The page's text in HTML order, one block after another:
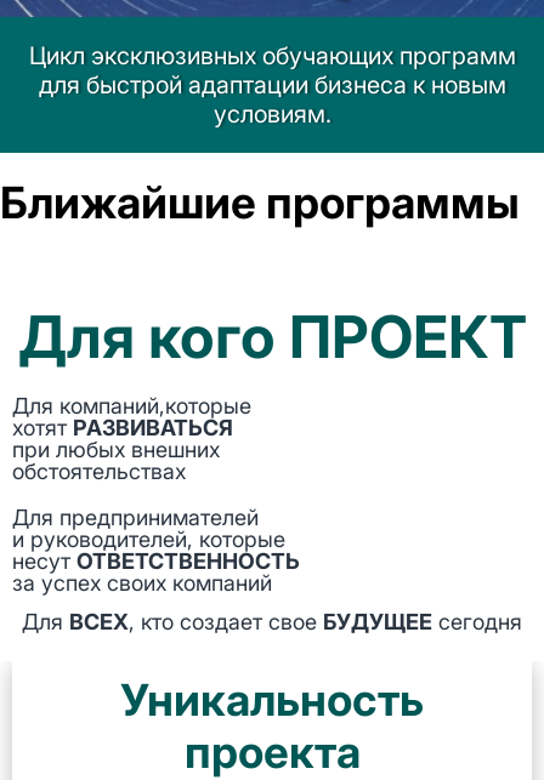
Цикл эксклюзивных обучающих программ
для быстрой адаптации бизнеса к новым
условиям.
Ближайшие программы
Для кого ПРОЕКТ
Для компаний,которые
хотят РАЗВИВАТЬСЯ
при любых внешних
обстоятельствах
Для предпринимателей
и руководителей, которые
несутОТВЕТСТВЕННОСТЬ
за успех своих компаний
Для ВСЕХ, кто создает свое БУДУЩЕЕ сегодня
Уникальность
проекта